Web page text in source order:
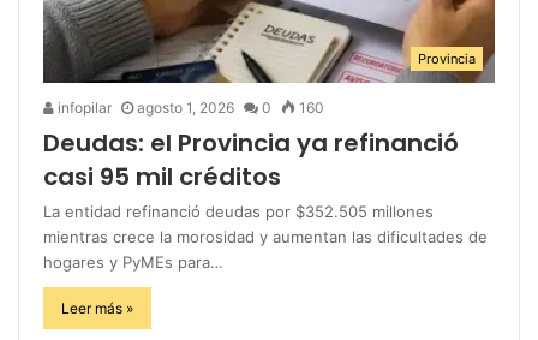
Provincia
infopilar agosto 1, 2026 0 160
Deudas: el Provincia ya refinanció
casi 95 mil créditos
La entidad refinanció deudas por $352.505 millones
mientras crece la morosidad y aumentan las dificultades de
hogares y PyMEs para…
Leer más »